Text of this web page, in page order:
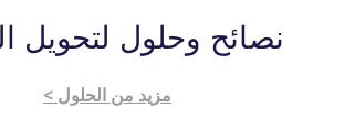
نصائح وحلول لتحويل
مزيد من الحلول >